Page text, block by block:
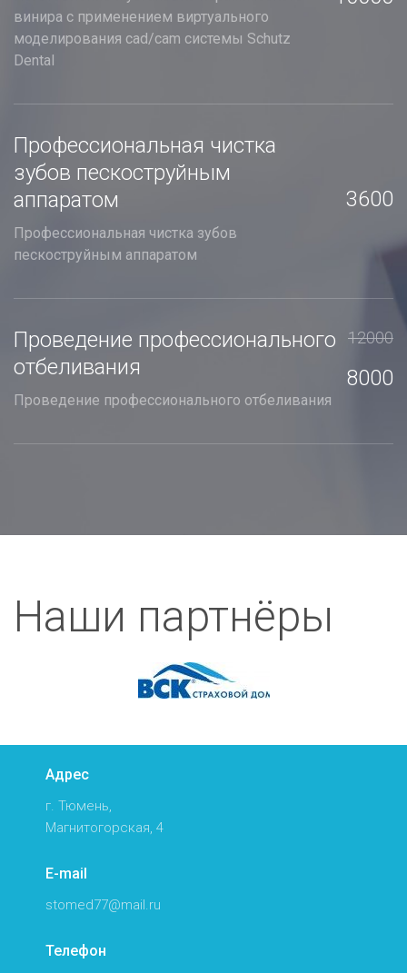
винира с применением виртуального
моделирования cad/cam системы Schutz
Dental
Профессиональная чистка
зубов пескоструйным
аппаратом
Профессиональная чистка зубов
пескоструйным аппаратом
3600
Проведение профессионального
отбеливания
Проведение профессионального отбеливания
12000
8000
Наши партнёры
Адрес
г. Тюмень,
Магнитогорская, 4
E-mail
stomed77@mail.ru
Телефон